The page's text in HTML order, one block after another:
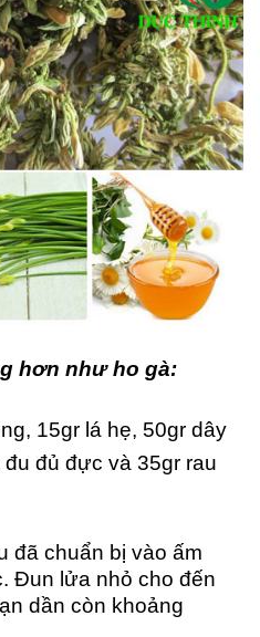
hơn như ho gà:
15gr lá hẹ, 50gr dây
đủ đực và 35gr rau
đã chuẩn bị vào ấm
Đun lửa nhỏ cho đến
dần còn khoảng